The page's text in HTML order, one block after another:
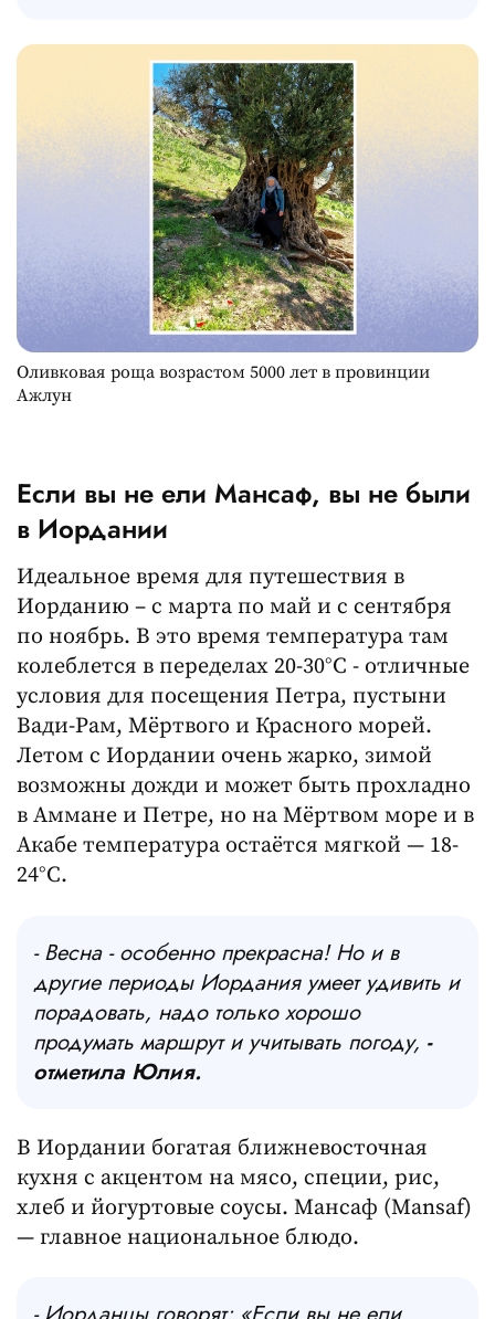
Оливковая роща возрастом 5000 лет в провинции
Ажлун
Если вы не ели Мансаф, вы не были
в Иордании
Идеальное время для путешествия в
Иорданию – с марта по май и с сентября
по ноябрь. В это время температура там
колеблется в переделах 20-30°C - отличные
условия для посещения Петра, пустыни
Вади-Рам, Мёртвого и Красного морей.
Летом с Иордании очень жарко, зимой
возможны дожди и может быть прохладно
в Аммане и Петре, но на Мёртвом море и в
Акабе температура остаётся мягкой — 18-
24°C.
- Весна - особенно прекрасна! Но и в
другие периоды Иордания умеет удивить и
порадовать, надо только хорошо
продумать маршрут и учитывать погоду, -
отметила Юлия.
В Иордании богатая ближневосточная
кухня с акцентом на мясо, специи, рис,
хлеб и йогуртовые соусы. Мансaф (Mansaf)
— главное национальное блюдо.